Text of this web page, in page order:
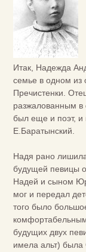
Итак, Надежда
семье в одном из
Пречистенки.
разжалованным
был еще и поэт, и
Е.Баратынский.
Надя рано
будущей певицы
Надей и сыном
мог и передал
того было
будущих двух
имела альт) была